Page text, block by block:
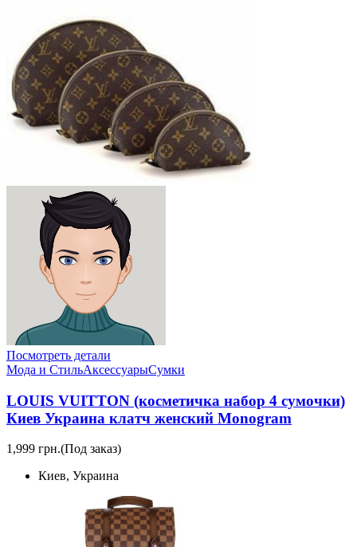
Посмотреть детали
Мода и СтильАксессуарыСумки
LOUIS VUITTON (косметичка набор 4 сумочки)
Киев Украина клатч женский Monogram
1,999 грн.(Под заказ)
Киев, Украина